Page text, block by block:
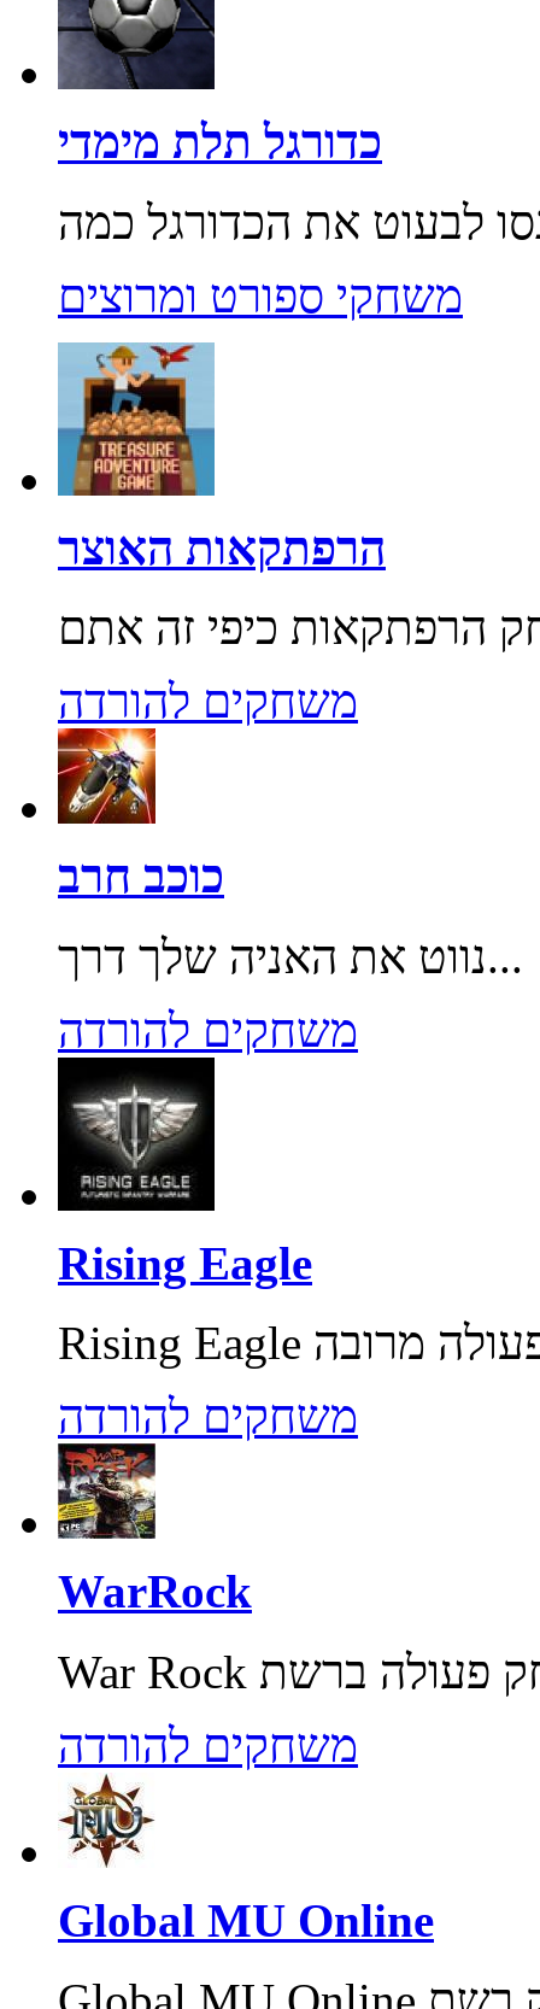
כדורגל תלת מימדי
משחקי ספורט ומרוצים
הרפתקאות האוצר
משחקים להורדה
כוכב חרב
נווט את האניה שלך דרך...
משחקים להורדה
Rising Eagle
משחקים להורדה
WarRock
משחקים להורדה
Global MU Online